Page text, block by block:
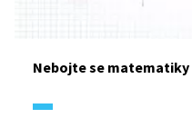
Nebojte se matematiky